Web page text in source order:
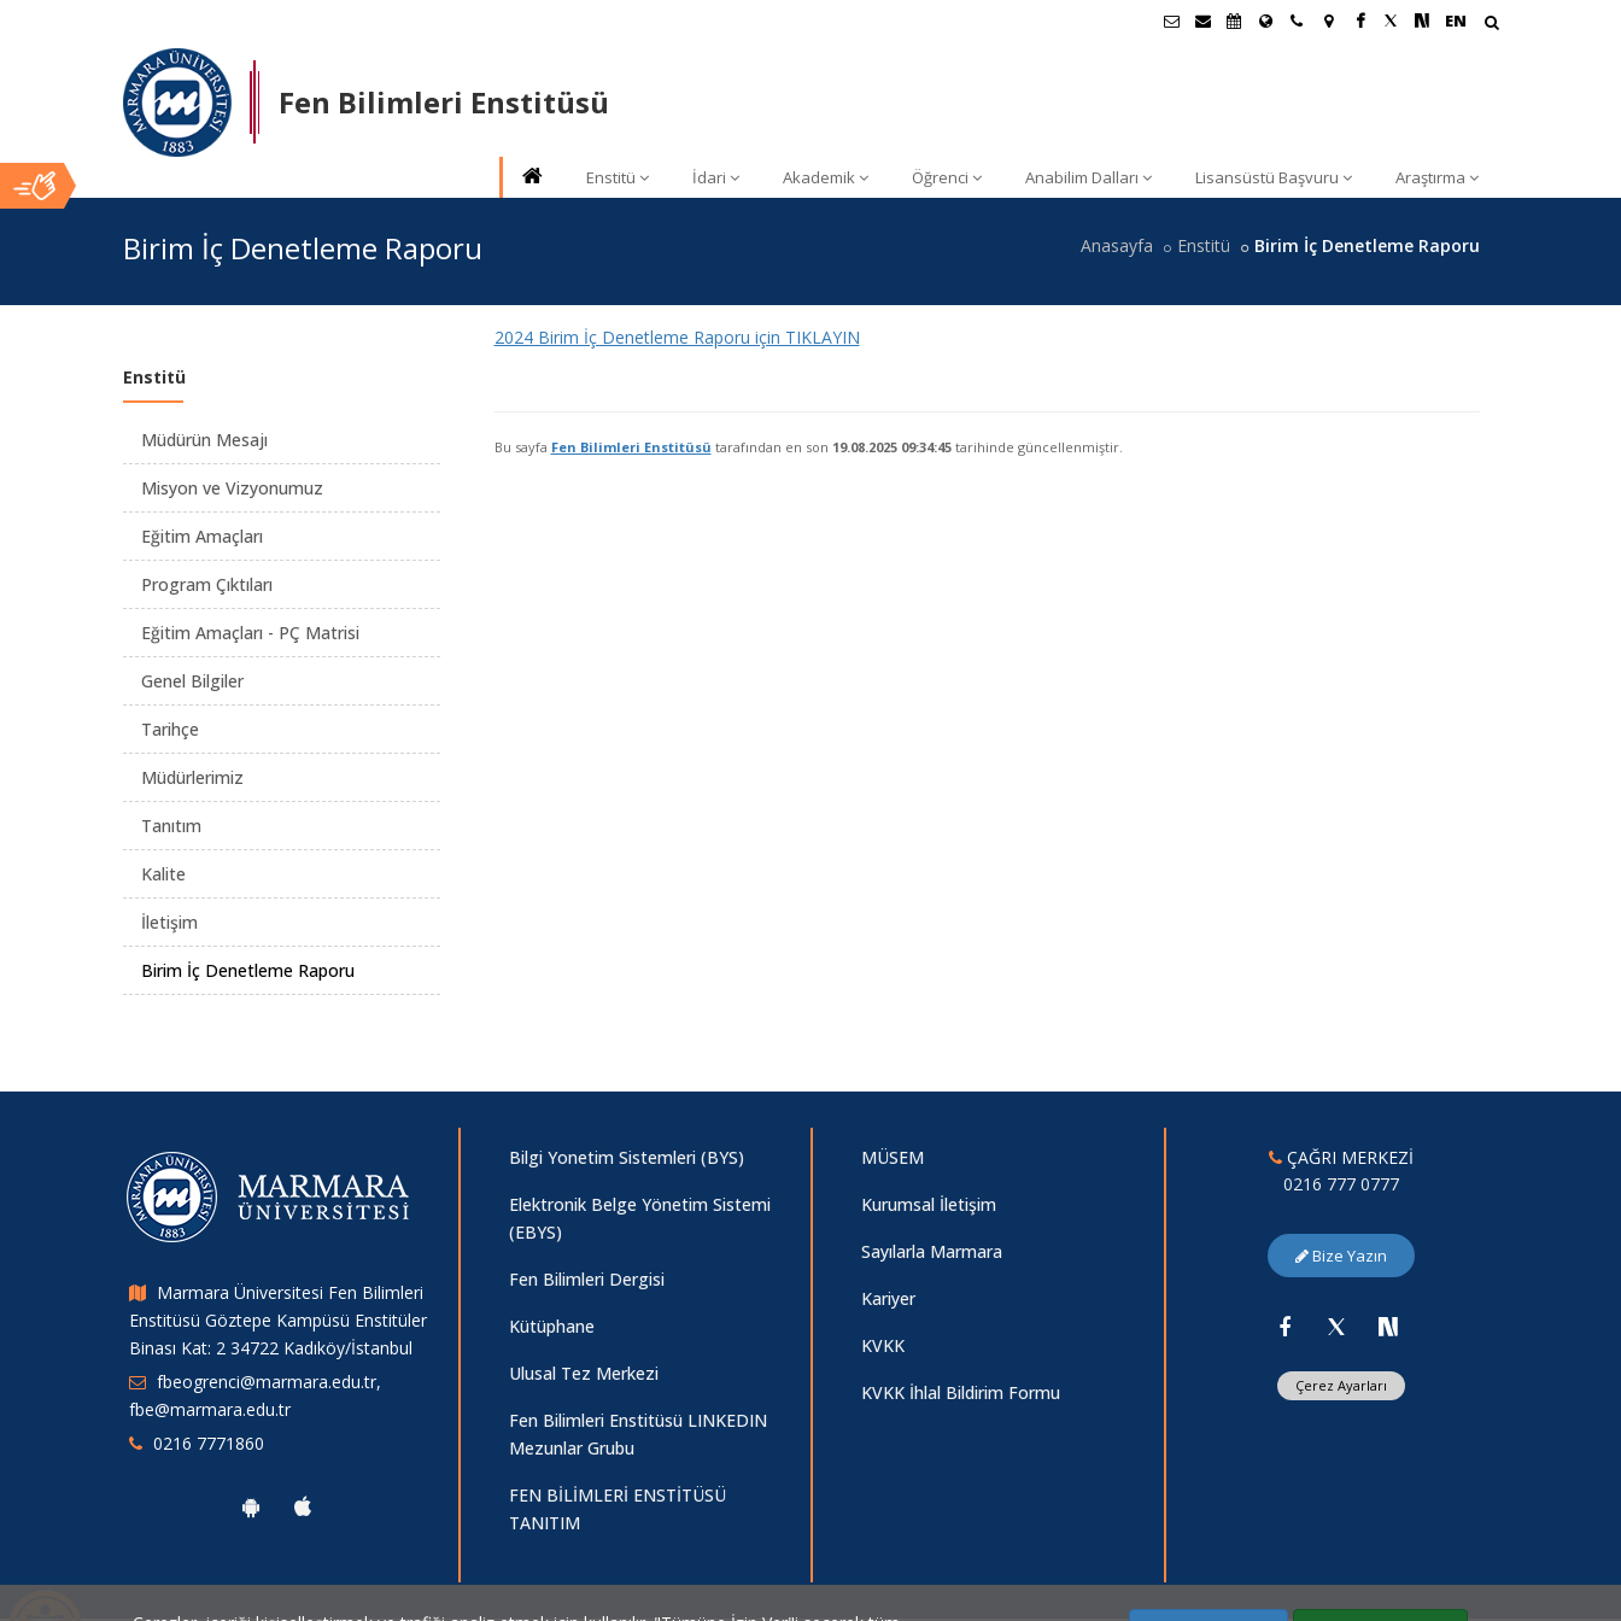
EN
Fen Bilimleri Enstitüsü
Enstitü İdari Akademik Öğrenci Anabilim Dalları Lisansüstü Başvuru Araştırma
İçerik
Birim İç Denetleme Raporu Anasayfa Enstitü Birim İç Denetleme Raporu
2024 Birim İç Denetleme Raporu için TIKLAYIN
Bu sayfa Fen Bilimleri Enstitüsü tarafından en son 19.08.2025 09:34:45tarihinde güncellenmiştir.
Enstitü
Müdürün Mesajı
Misyon ve Vizyonumuz
Eğitim Amaçları
Program Çıktıları
Eğitim Amaçları - PÇ Matrisi
Genel Bilgiler
Tarihçe
Müdürlerimiz
Tanıtım
Kalite
İletişim
Birim İç Denetleme Raporu
Marmara Üniversitesi Fen Bilimleri
Enstitüsü Göztepe Kampüsü Enstitüler
Binası Kat: 2 34722 Kadıköy/İstanbul
fbeogrenci@marmara.edu.tr,
fbe@marmara.edu.tr
0216 7771860
Bilgi Yonetim Sistemleri (BYS)
Elektronik Belge Yönetim Sistemi
(EBYS)
Fen Bilimleri Dergisi
Kütüphane
Ulusal Tez Merkezi
Fen Bilimleri Enstitüsü LINKEDIN
Mezunlar Grubu
FEN BİLİMLERİ ENSTİTÜSÜ
TANITIM
MÜSEM
Kurumsal İletişim
Sayılarla Marmara
Kariyer
KVKK
KVKK İhlal Bildirim Formu
ÇAĞRI MERKEZİ
0216 777 0777
Bize Yazın
Çerez Ayarları